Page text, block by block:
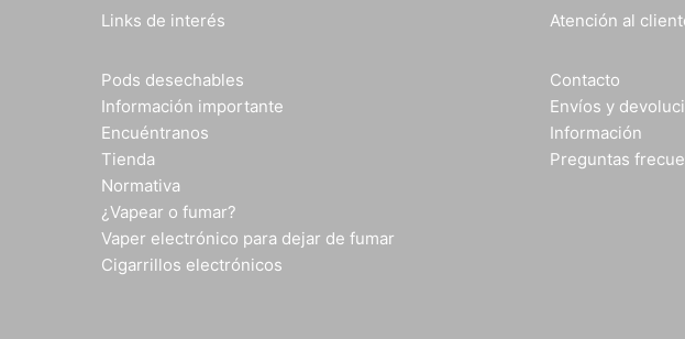
Links de interés
Pods desechables
Información importante
Encuéntranos
Tienda
Normativa
¿Vapear o fumar?
Vaper electrónico para dejar de fumar
Cigarrillos electrónicos
Atención al
Contacto
Envíos y
Información
Preguntas